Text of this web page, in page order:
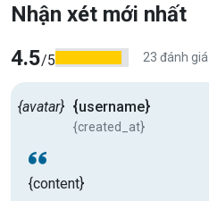
Nhận xét mới nhất
4.5/5 23 đánh giá
{avatar} {username}
{created_at}
{content}